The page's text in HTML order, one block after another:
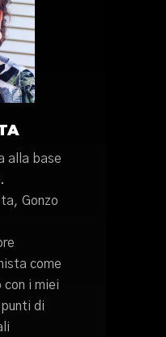
alla base
Gonzo
come
i miei
di